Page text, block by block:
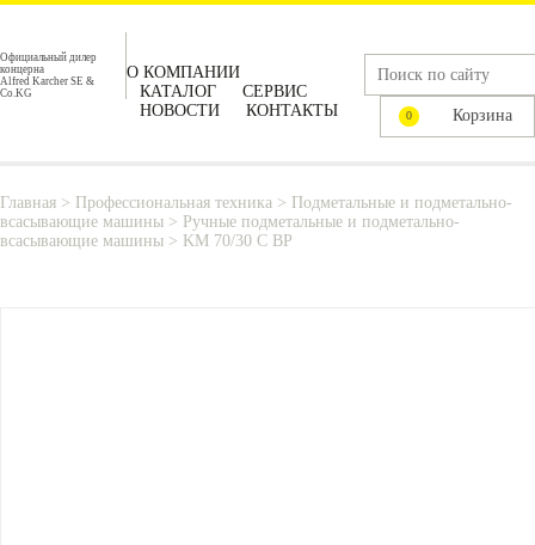
Официальный дилер
концерна
Alfred Karcher SE &
Co.KG
О КОМПАНИИ
КАТАЛОГ
СЕРВИС
НОВОСТИ
КОНТАКТЫ 0 Корзина
Главная > Профессиональная техника > Подметальные и подметально-
всасывающие машины > Ручные подметальные и подметально-
всасывающие машины > KM 70/30 C BP